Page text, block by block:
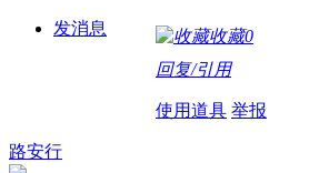
发消息 收藏0
回复/引用
使用道具 举报
路安行